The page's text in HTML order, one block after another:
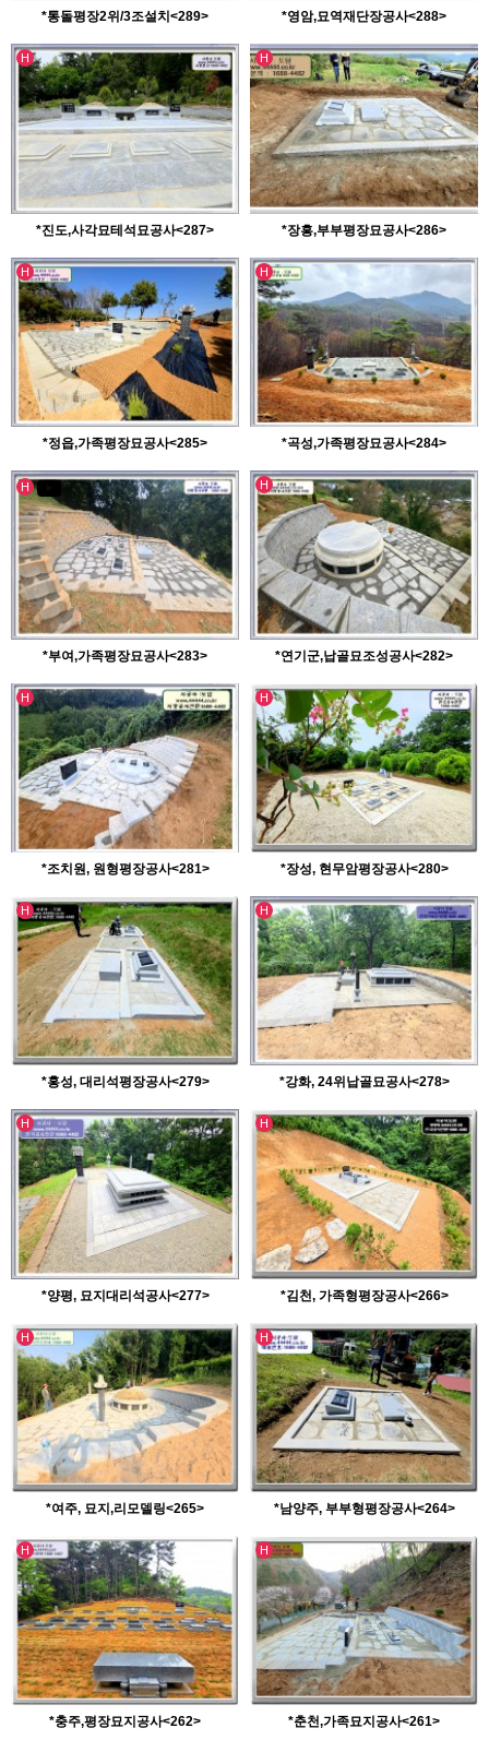
*통돌평장2위/3조설치<289> *영암,묘역재단장공사<288>
H
인기글
*진도,사각묘테석묘공사<287>
H
인기글
*장흥,부부평장묘공사<286>
H
인기글
*정읍,가족평장묘공사<285>
H
인기글
*곡성,가족평장묘공사<284>
H
인기글
유투브영상
*부여,가족평장묘공사<283>
H
인기글
*연기군,납골묘조성공사<282>
H
인기글
*조치원, 원형평장공사<281>
H
인기글
*장성, 현무암평장공사<280>
H
인기글
*홍성, 대리석평장공사<279>
H
인기글
*강화, 24위납골묘공사<278>
H
인기글
*양평, 묘지대리석공사<277>
H
인기글
*김천, 가족형평장공사<266>
H
인기글
*여주, 묘지,리모델링<265>
H
인기글
*남양주, 부부형평장공사<264>
H
인기글
*충주,평장묘지공사<262>
H
인기글
*춘천,가족묘지공사<261>